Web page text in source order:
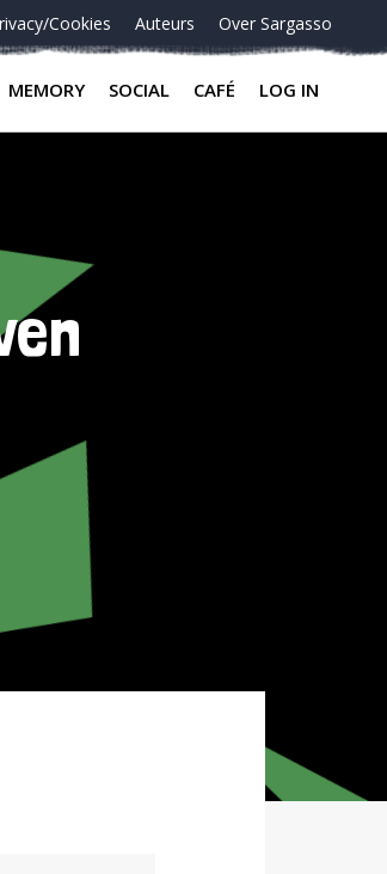
Cookies Auteurs Over Sargasso
MEMORY SOCIAL CAFÉ LOG IN